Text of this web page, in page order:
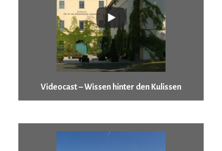
Videocast – Wissen hinter den Kulissen